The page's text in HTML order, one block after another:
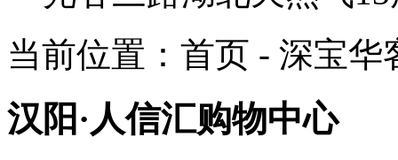
当前位置：首页 - 深宝
汉阳·人信汇购物中心